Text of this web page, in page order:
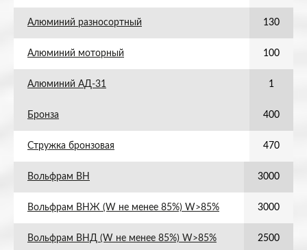
Алюминий разносортный 130
Алюминий моторный 100
Алюминий АД-31 1
Бронза 400
Стружка бронзовая 470
Вольфрам ВН 3000
Вольфрам ВНЖ (W не менее 85%) W>85% 3000
Вольфрам ВНД (W не менее 85%) W>85% 2500